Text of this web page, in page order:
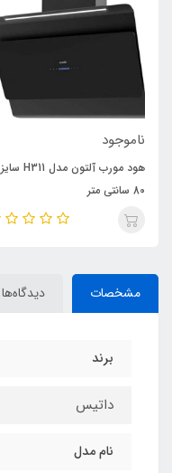
ناموجود
هود مورب آلتون مدل H311 سایز
80 سانتی متر
مشخصات دیدگاه‌ها
برند
داتیس
نام مدل